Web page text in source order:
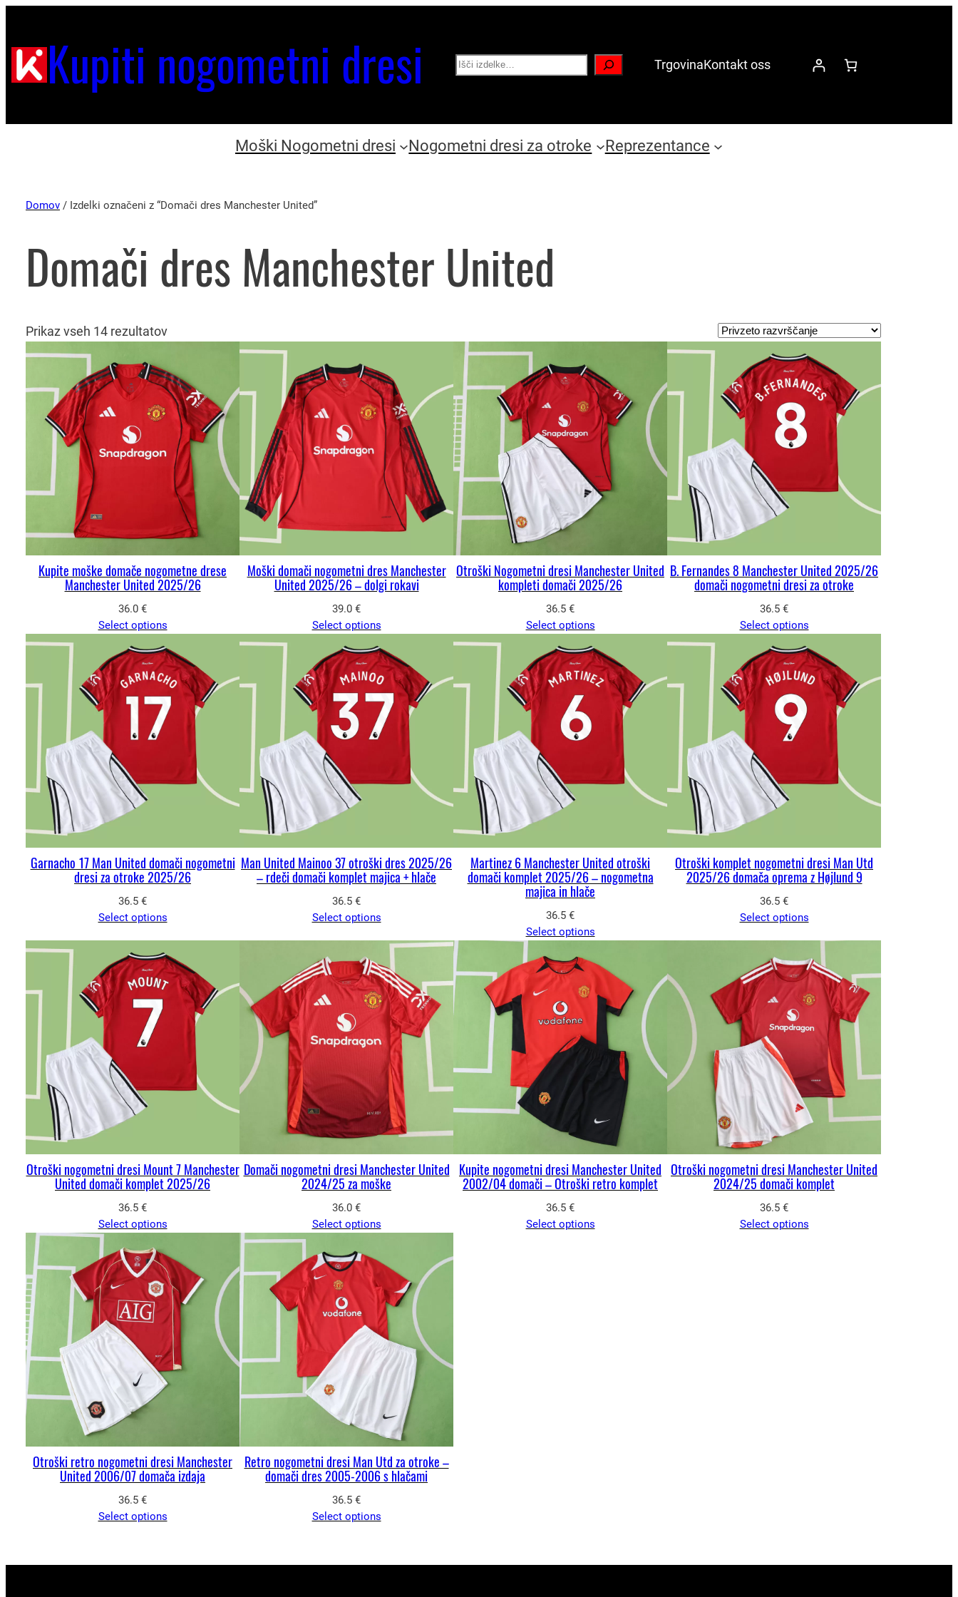
Kupiti nogometni dresi Search TrgovinaKontakt oss
Moški Nogometni dresi Nogometni dresi za otroke Reprezentance
Domov / Izdelki označeni z “Domači dres Manchester United”
Domači dres Manchester United
Prikaz vseh 14 rezultatov
Kupite moške domače nogometne drese
Manchester United 2025/26
36.0 €
Select options
Moški domači nogometni dres Manchester
United 2025/26 – dolgi rokavi
39.0 €
Select options
Otroški Nogometni dresi Manchester United
kompleti domači 2025/26
36.5 €
Select options
B. Fernandes 8 Manchester United 2025/26
domači nogometni dresi za otroke
36.5 €
Select options
Garnacho 17 Man United domači nogometni
dresi za otroke 2025/26
36.5 €
Select options
Man United Mainoo 37 otroški dres 2025/26
– rdeči domači komplet majica + hlače
36.5 €
Select options
Martinez 6 Manchester United otroški
domači komplet 2025/26 – nogometna
majica in hlače
36.5 €
Select options
Otroški komplet nogometni dresi Man Utd
2025/26 domača oprema z Højlund 9
36.5 €
Select options
Otroški nogometni dresi Mount 7 Manchester
United domači komplet 2025/26
36.5 €
Select options
Domači nogometni dresi Manchester United
2024/25 za moške
36.0 €
Select options
Kupite nogometni dresi Manchester United
2002/04 domači – Otroški retro komplet
36.5 €
Select options
Otroški nogometni dresi Manchester United
2024/25 domači komplet
36.5 €
Select options
Otroški retro nogometni dresi Manchester
United 2006/07 domača izdaja
36.5 €
Select options
Retro nogometni dresi Man Utd za otroke –
domači dres 2005-2006 s hlačami
36.5 €
Select options